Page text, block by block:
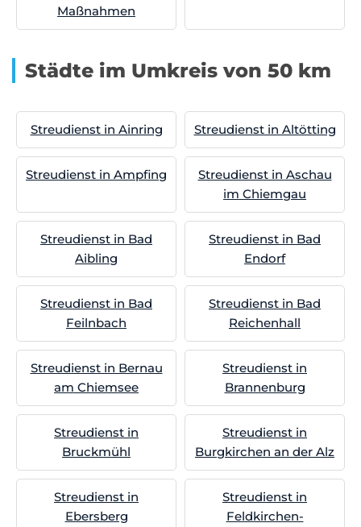
Maßnahmen
Städte im Umkreis von 50 km
Streudienst in Ainring Streudienst in Altötting
Streudienst in Ampfing
Streudienst in Aschau
im Chiemgau
Streudienst in Bad
Aibling
Streudienst in Bad
Endorf
Streudienst in Bad
Feilnbach
Streudienst in Bad
Reichenhall
Streudienst in Bernau
am Chiemsee
Streudienst in
Brannenburg
Streudienst in
Bruckmühl
Streudienst in
Burgkirchen an der Alz
Streudienst in
Ebersberg
Streudienst in
Feldkirchen-